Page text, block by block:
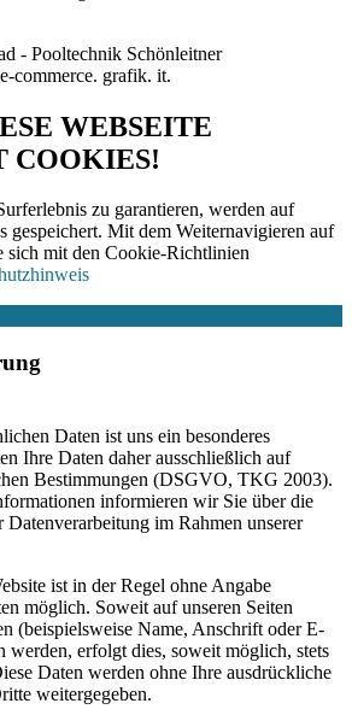
- Pooltechnik Schönleitner
WEBSEITE
COOKIES!
zu garantieren, werden auf
gespeichert. Mit dem Weiternavigieren auf
sich mit den Cookie-Richtlinien
Daten ist uns ein besonderes
Ihre Daten daher ausschließlich auf
Bestimmungen (DSGVO, TKG 2003).
informieren wir Sie über die
im Rahmen unserer
ist in der Regel ohne Angabe
möglich. Soweit auf unseren Seiten
(beispielsweise Name, Anschrift oder E-
werden, erfolgt dies, soweit möglich, stets
Daten werden ohne Ihre ausdrückliche
weitergegeben.